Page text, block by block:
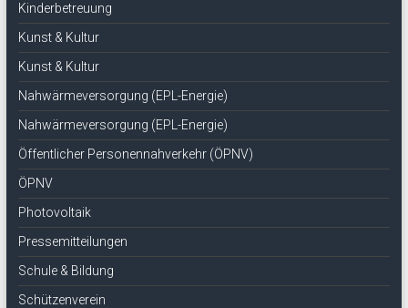
Kinderbetreuung
Kunst & Kultur
Kunst & Kultur
Nahwärmeversorgung (EPL-Energie)
Nahwärmeversorgung (EPL-Energie)
Öffentlicher Personennahverkehr (ÖPNV)
ÖPNV
Photovoltaik
Pressemitteilungen
Schule & Bildung
Schützenverein